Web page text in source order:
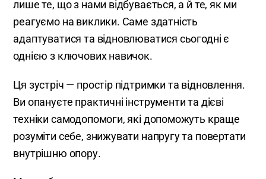
лише те, що з нами відбувається, а й те, як ми
реагуємо на виклики. Саме здатність
адаптуватися та відновлюватися сьогодні є
однією з ключових навичок.
Ця зустріч — простір підтримки та відновлення.
Ви опануєте практичні інструменти та дієві
техніки самодопомоги, які допоможуть краще
розуміти себе, знижувати напругу та повертати
внутрішню опору.